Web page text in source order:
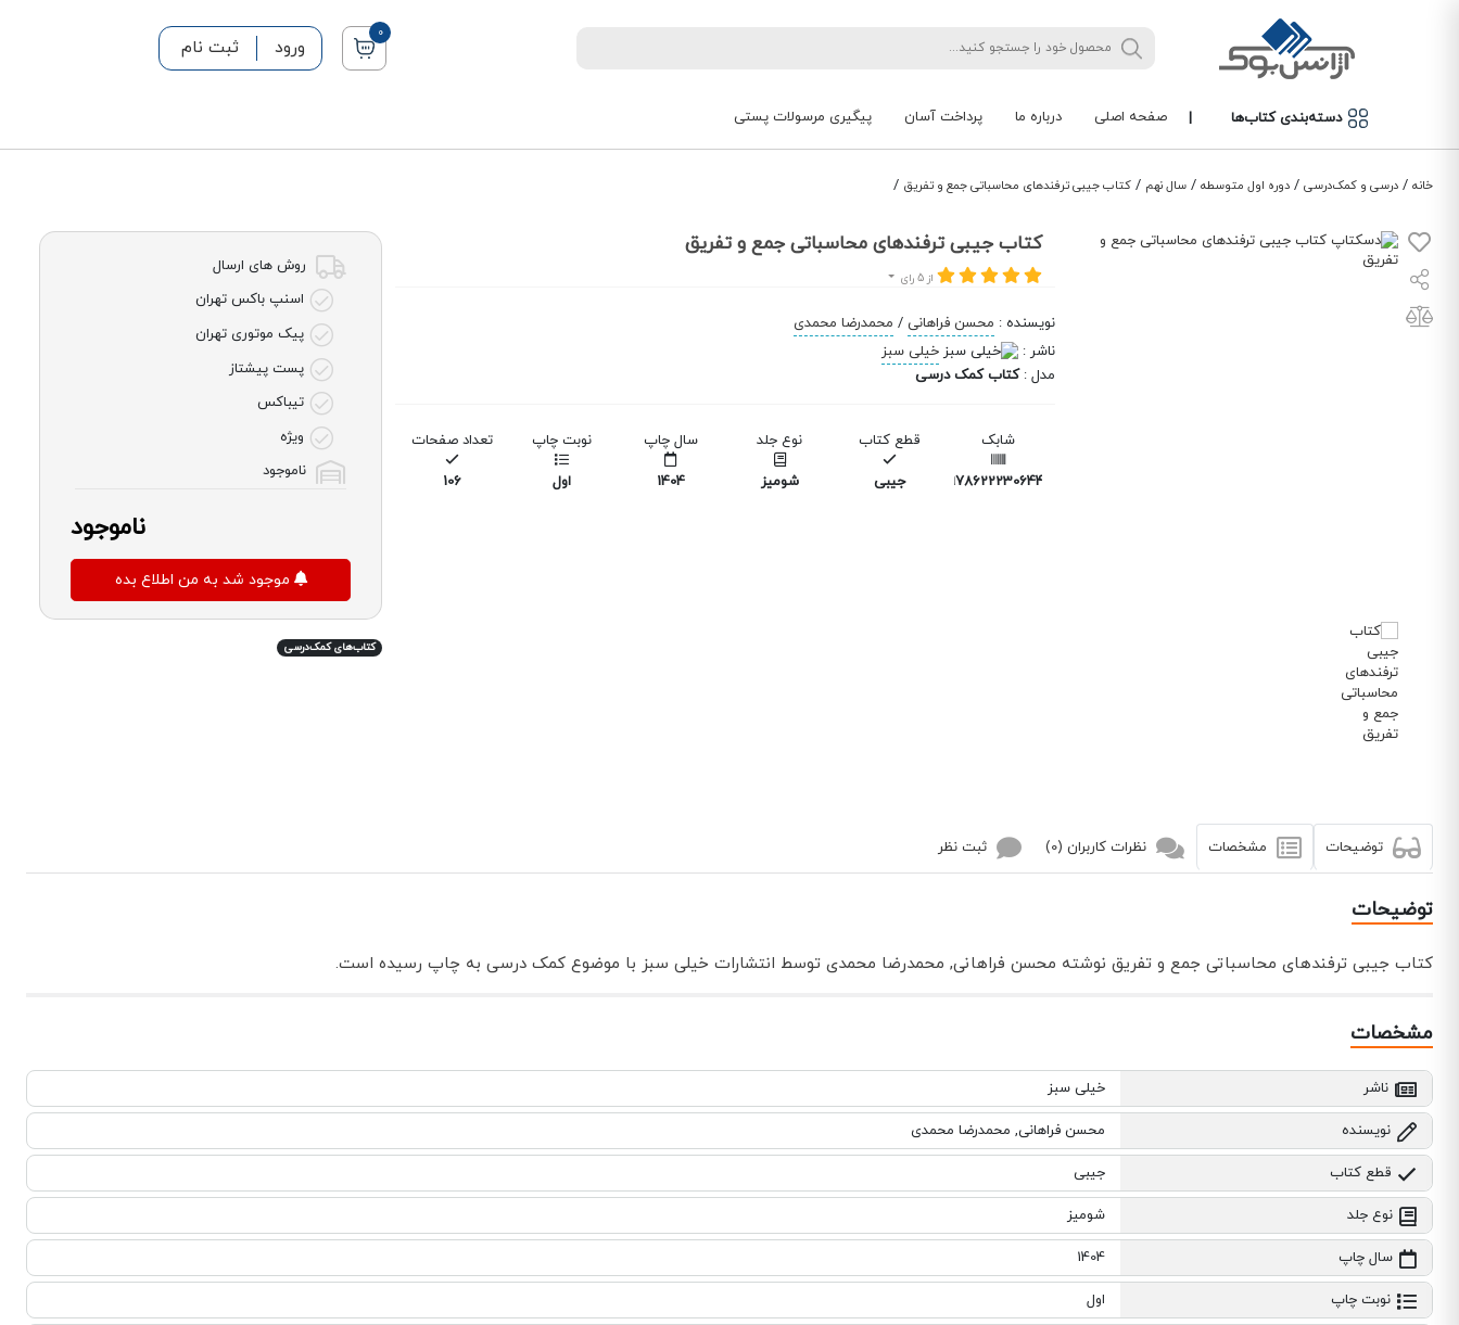
0
ورود ثبت نام
دسته‌بندی کتاب‌ها | صفحه اصلی درباره ما پرداخت آسان پیگیری مرسولات پستی
خانه / درسی و کمک‌درسی / دوره اول متوسطه / سال نهم / کتاب جیبی ترفندهای محاسباتی جمع و تفریق /
کتاب جیبی ترفندهای محاسباتی جمع و تفریق
از 5 رای
نویسنده : محسن فراهانی / محمدرضا محمدی
ناشر :
خیلی سبز
مدل :کتاب کمک درسی
شابک
9786222306441
قطع کتاب
جیبی
نوع جلد
شومیز
سال چاپ
1404
نوبت چاپ
اول
تعداد صفحات
106
روش های ارسال
اسنپ باکس تهران
پیک موتوری تهران
پست پیشتاز
تیباکس
ویژه
ناموجود
ناموجود
کتاب‌های کمک‌درسی
توضیحات مشخصات نظرات کاربران (0) ثبت نظر
توضیحات
کتاب جیبی ترفندهای محاسباتی جمع و تفریق نوشته محسن فراهانی, محمدرضا محمدی توسط انتشارات خیلی سبز با موضوع کمک درسی به چاپ رسیده است.
مشخصات
ناشر خیلی سبز
نویسنده محسن فراهانی, محمدرضا محمدی
قطع کتاب جیبی
نوع جلد شومیز
سال چاپ 1404
نوبت چاپ اول